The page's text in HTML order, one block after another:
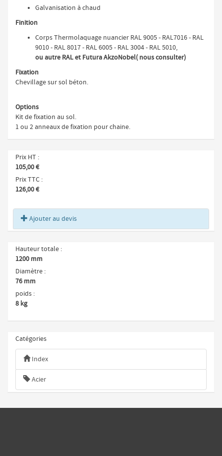
Galvanisation à chaud
Finition
Corps Thermolaquage nuancier RAL 9005 - RAL7016 - RAL
9010 - RAL 8017 - RAL 6005 - RAL 3004 - RAL 5010,
ou autre RAL et Futura AkzoNobel( nous consulter)
Fixation
Chevillage sur sol béton.
Options
Kit de fixation au sol.
1 ou 2 anneaux de fixation pour chaine.
Prix HT
105,00 €
Prix TTC
126,00 €
Ajouter au devis
Hauteur totale
1200 mm
Diamètre
76 mm
poids
8 kg
Catégories
Index
Acier